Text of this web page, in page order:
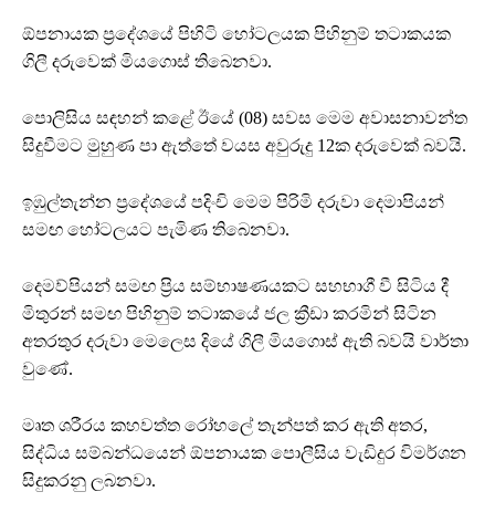
ඕපනායක ප්‍රදේශයේ පිහිටි හෝටලයක පිහිනුම් තටාකයක
ගිලී දරුවෙක් මියගොස් තිබෙනවා.
පොලිසිය සඳහන් කළේ ඊයේ (08) සවස මෙම අවාසනාවන්ත
සිදුවීමට මුහුණ පා ඇත්තේ වයස අවුරුදු 12ක දරුවෙක් බවයි.
ඉඹුල්තැන්න ප්‍රදේශයේ පදිංචි මෙම පිරිමි දරුවා දෙමාපියන්
සමඟ හෝටලයට පැමිණ තිබෙනවා.
දෙමව්පියන් සමඟ ප්‍රිය සම්භාෂණයකට සහභාගී වී සිටිය දී
මිතුරන් සමඟ පිහිනුම් තටාකයේ ජල ක්‍රීඩා කරමින් සිටින
අතරතුර දරුවා මෙලෙස දියේ ගිලී මියගොස් ඇති බවයි වාර්තා
වුණේ.
මෘත ශරීරය කහවත්ත රෝහලේ තැන්පත් කර ඇති අතර,
සිද්ධිය සම්බන්ධයෙන් ඕපනායක පොලීසිය වැඩිදුර විමර්ශන
සිදුකරනු ලබනවා.